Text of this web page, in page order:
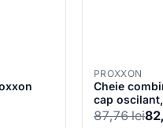
PROXXON
Cheie
cap
87,76lei